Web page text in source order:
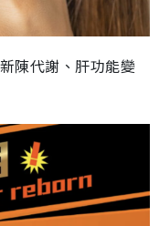
陳代謝、肝功能變